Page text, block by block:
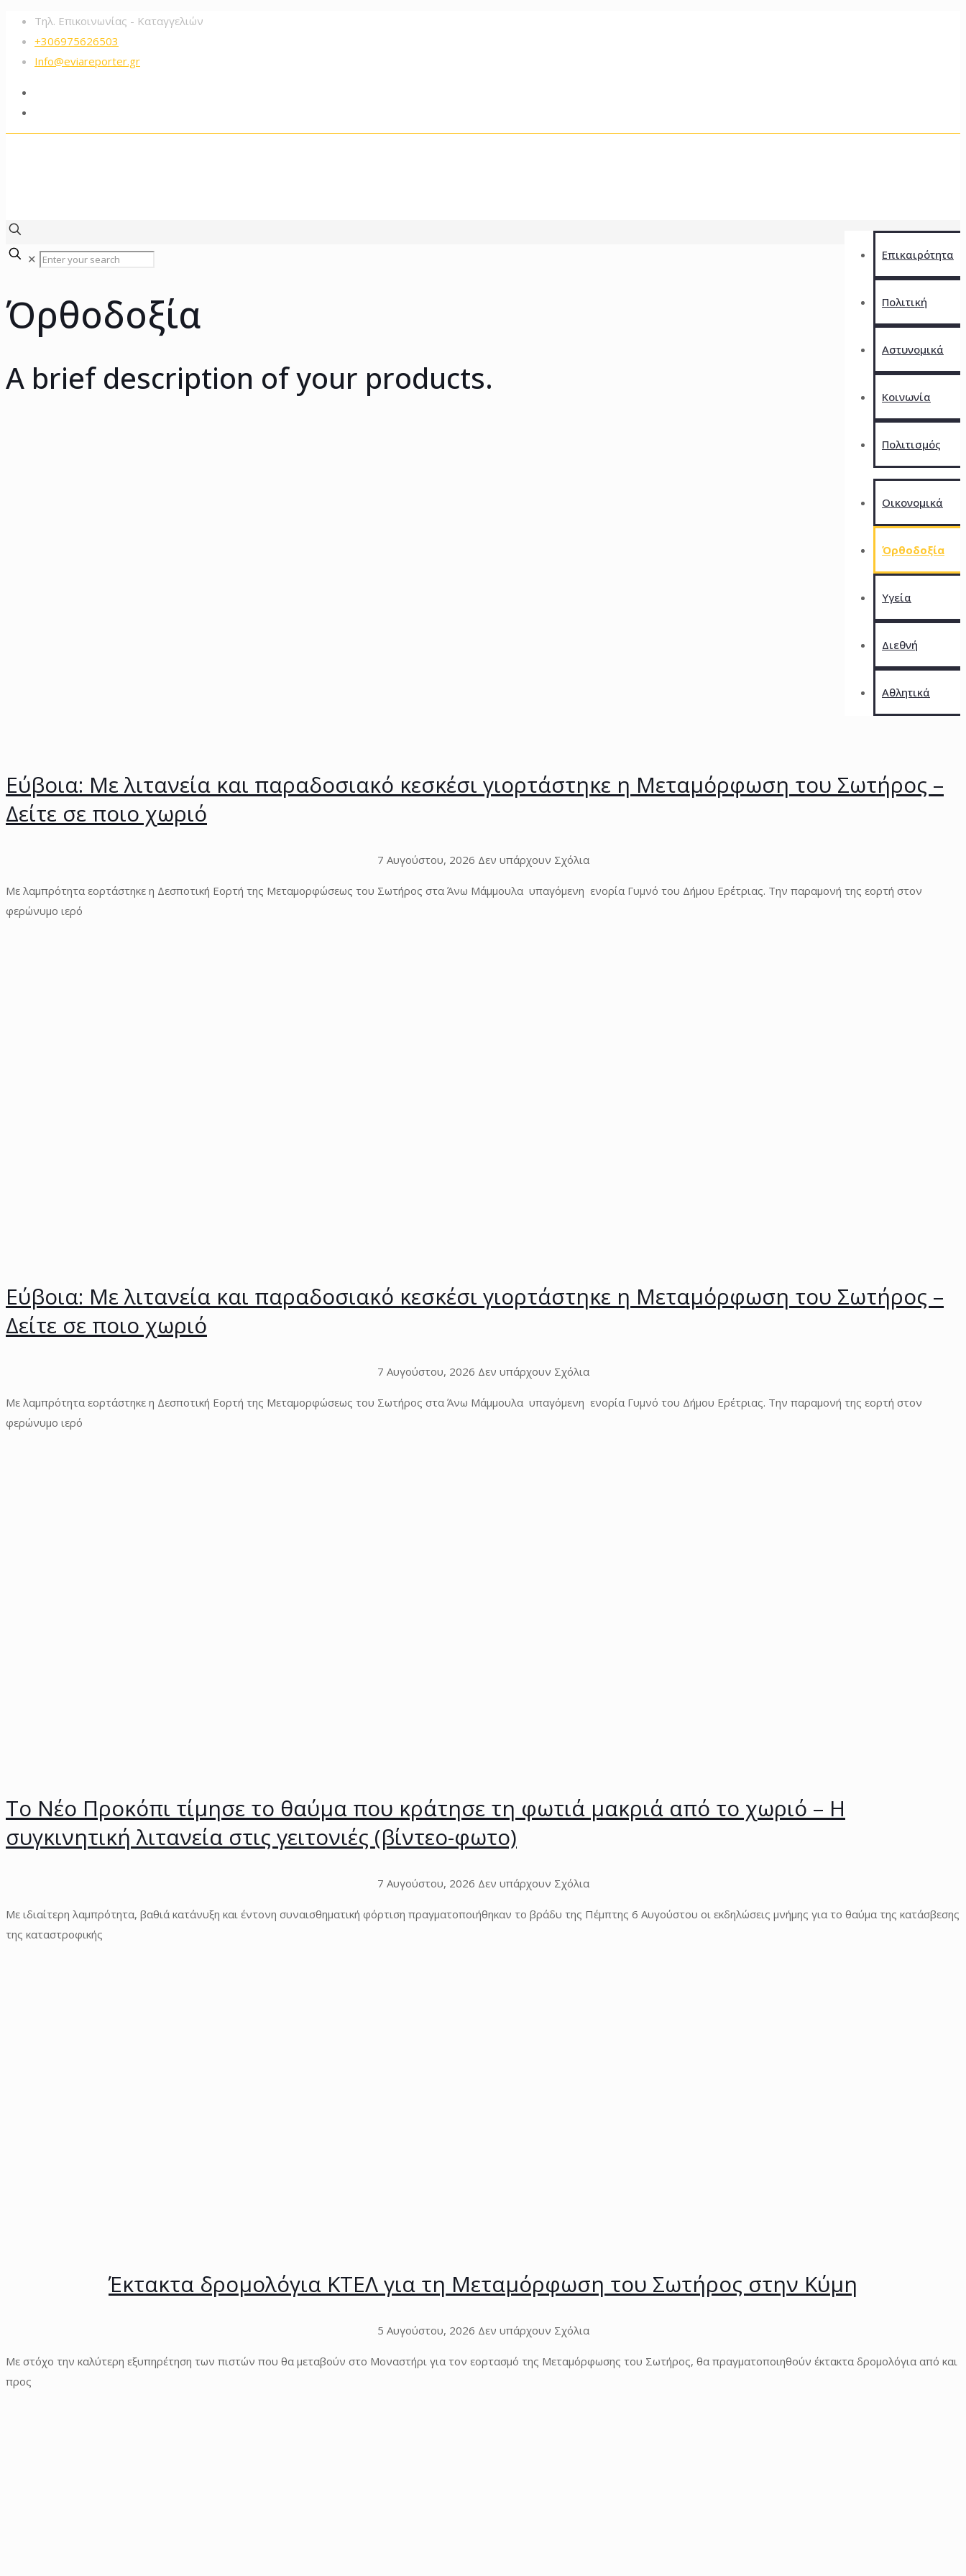
Τηλ. Επικοινωνίας - Καταγγελιών
+306975626503‬
Info@eviareporter.gr
Επικαιρότητα
Πολιτική
Αστυνομικά
Kοινωνία
Πολιτισμός
Οικονομικά
Όρθοδοξία
Υγεία
Διεθνή
Αθλητικά
✕
Όρθοδοξία
A brief description of your products.
Εύβοια: Με λιτανεία και παραδοσιακό κεσκέσι γιορτάστηκε η Μεταμόρφωση του Σωτήρος –
Δείτε σε ποιο χωριό
7 Αυγούστου, 2026 Δεν υπάρχουν Σχόλια
Με λαμπρότητα εορτάστηκε η Δεσποτική Εορτή της Μεταμορφώσεως του Σωτήρος στα Άνω Μάμμουλα υπαγόμενη ενορία Γυμνό του Δήμου Ερέτριας. Την παραμονή της εορτή στον
φερώνυμο ιερό
Εύβοια: Με λιτανεία και παραδοσιακό κεσκέσι γιορτάστηκε η Μεταμόρφωση του Σωτήρος –
Δείτε σε ποιο χωριό
7 Αυγούστου, 2026 Δεν υπάρχουν Σχόλια
Με λαμπρότητα εορτάστηκε η Δεσποτική Εορτή της Μεταμορφώσεως του Σωτήρος στα Άνω Μάμμουλα υπαγόμενη ενορία Γυμνό του Δήμου Ερέτριας. Την παραμονή της εορτή στον
φερώνυμο ιερό
Το Νέο Προκόπι τίμησε το θαύμα που κράτησε τη φωτιά μακριά από το χωριό – Η
συγκινητική λιτανεία στις γειτονιές (βίντεο-φωτο)
7 Αυγούστου, 2026 Δεν υπάρχουν Σχόλια
Με ιδιαίτερη λαμπρότητα, βαθιά κατάνυξη και έντονη συναισθηματική φόρτιση πραγματοποιήθηκαν το βράδυ της Πέμπτης 6 Αυγούστου οι εκδηλώσεις μνήμης για το θαύμα της κατάσβεσης
της καταστροφικής
Έκτακτα δρομολόγια ΚΤΕΛ για τη Μεταμόρφωση του Σωτήρος στην Κύμη
5 Αυγούστου, 2026 Δεν υπάρχουν Σχόλια
Με στόχο την καλύτερη εξυπηρέτηση των πιστών που θα μεταβούν στο Μοναστήρι για τον εορτασμό της Μεταμόρφωσης του Σωτήρος, θα πραγματοποιηθούν έκτακτα δρομολόγια από και
προς